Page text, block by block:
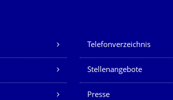
Telefonverzeichnis
Stellenangebote
Presse